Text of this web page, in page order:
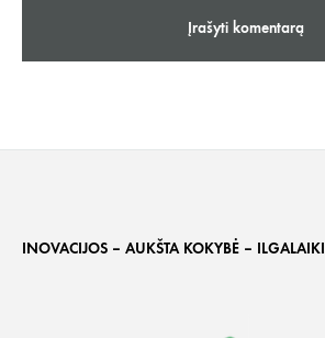
INOVACIJOS – AUKŠTA KOKYBĖ –